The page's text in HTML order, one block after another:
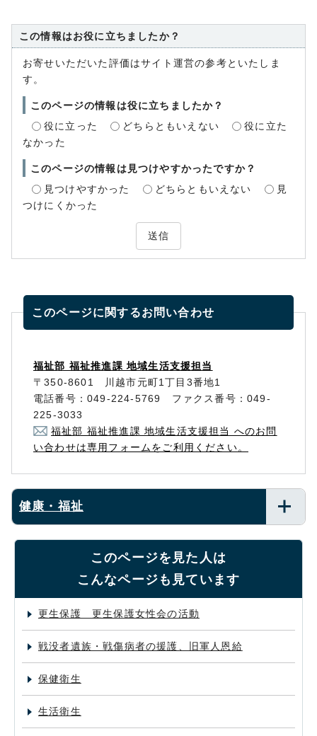
この情報はお役に立ちましたか？
お寄せいただいた評価はサイト運営の参考といたしま
す。
このページの情報は役に立ちましたか？
役に立った
どちらともいえない
役に立た
なかった
このページの情報は見つけやすかったですか？
見つけやすかった
どちらともいえない
見
つけにくかった
送信
このページに関するお問い合わせ
福祉部 福祉推進課 地域生活支援担当
〒350-8601 川越市元町1丁目3番地1
電話番号：049-224-5769 ファクス番号：049-
225-3033
福祉部 福祉推進課 地域生活支援担当 へのお問
い合わせは専用フォームをご利用ください。
健康・福祉
このページを見た人は
こんなページも見ています
更生保護 更生保護女性会の活動
戦没者遺族・戦傷病者の援護、旧軍人恩給
保健衛生
生活衛生